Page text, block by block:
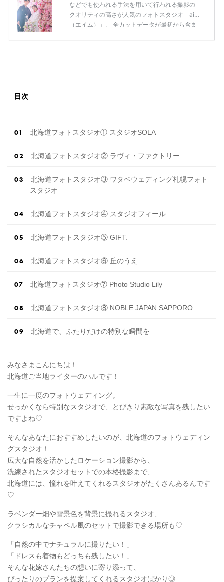
などでも使われる手法を用いて行われる撮影の
クオリティの高さが人気のフォトスタジオ「aim
（エイム）」。 全カットデータが最初から含ま
◎ 洋装スタジオフォト ¥39,800 […]続きを読む
目次
北海道フォトスタジオ① スタジオSOLA
北海道フォトスタジオ② ラヴィ・ファクトリー
北海道フォトスタジオ③ ワタベウェディング札幌フォト
スタジオ
北海道フォトスタジオ④ スタジオフィール
北海道フォトスタジオ⑤ GIFT.
北海道フォトスタジオ⑥ 丘のうえ
北海道フォトスタジオ⑦ Photo Studio Lily
北海道フォトスタジオ⑧ NOBLE JAPAN SAPPORO
北海道で、ふたりだけの特別な瞬間を
みなさまこんにちは！
北海道ご当地ライターのハルです！
一生に一度のフォトウェディング。
せっかくなら特別なスタジオで、とびきり素敵な写真を残したい
ですよね♡
そんなあなたにおすすめしたいのが、北海道のフォトウェディン
グスタジオ！
広大な自然を活かしたロケーション撮影から、
洗練されたスタジオセットでの本格撮影まで、
北海道には、憧れを叶えてくれるスタジオがたくさんあるんです
♡
ラベンダー畑や雪景色を背景に撮れるスタジオ、
クラシカルなチャペル風のセットで撮影できる場所も♡
「自然の中でナチュラルに撮りたい！」
「ドレスも着物もどっちも残したい！」
そんな花嫁さんたちの想いに寄り添って、
ぴったりのプランを提案してくれるスタジオばかり◎